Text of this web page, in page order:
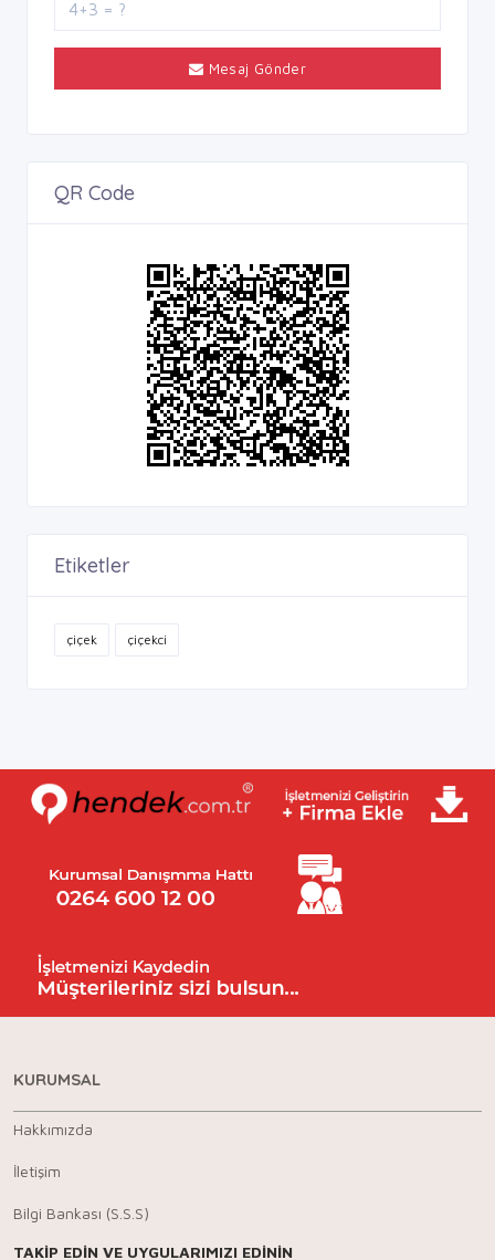
Mesaj Gönder
QR Code
Etiketler
çiçek çiçekci
KURUMSAL
Hakkımızda
İletişim
Bilgi Bankası (S.S.S)
TAKİP EDİN VE UYGULARIMIZI EDİNİN